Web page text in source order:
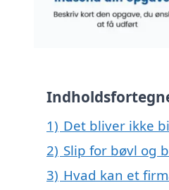
1) Det bliver ikke
2) Slip for bøvl og
3) Hvad kan et